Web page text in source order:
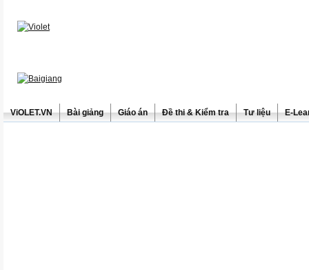
ViOLET.VN Bài giảng Giáo án Đề thi & Kiểm tra Tư liệu E-